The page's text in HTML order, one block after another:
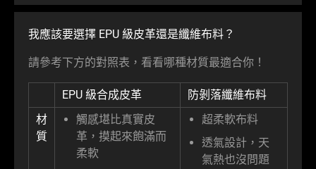
我應該要選擇 EPU 級皮革還是纖維布料？
請參考下方的對照表，看看哪種材質最適合你！
EPU 級合成皮革
防剝落纖維布料
材
質
觸感堪比真實皮
革，摸起來飽滿而
柔軟
超柔軟布料
透氣設計，天
氣熱也沒問題